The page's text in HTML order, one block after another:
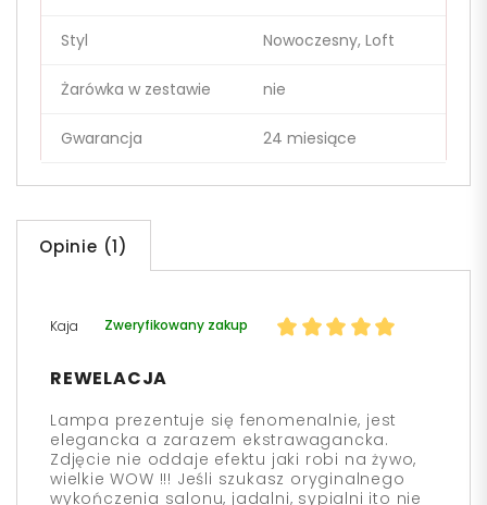
Styl Nowoczesny, Loft
Żarówka w zestawie nie
Gwarancja 24 miesiące
Opinie (1)
Kaja Zweryfikowany zakup
REWELACJA
Lampa prezentuje się fenomenalnie, jest
elegancka a zarazem ekstrawagancka.
Zdjęcie nie oddaje efektu jaki robi na żywo,
wielkie WOW !!! Jeśli szukasz oryginalnego
wykończenia salonu, jadalni, sypialni ito nie